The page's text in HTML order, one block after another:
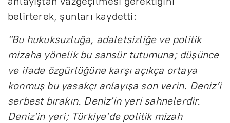
belirterek, şunları kaydetti:
"Bu hukuksuzluğa, adaletsizliğe ve politik
mizaha yönelik bu sansür tutumuna; düşünce
ve ifade özgürlüğüne karşı açıkça ortaya
konmuş bu yasakçı anlayışa son verin. Deniz’i
serbest bırakın. Deniz’in yeri sahnelerdir.
Deniz’in yeri; Türkiye’de politik mizah